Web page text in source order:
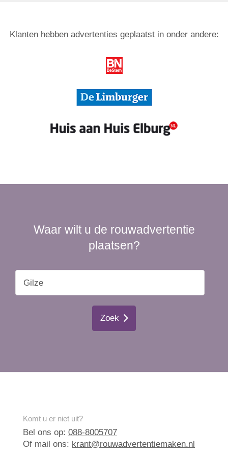
Klanten hebben advertenties geplaatst in onder andere:
Waar wilt u de rouwadvertentie
plaatsen?
Zoek
Komt u er niet uit?
Bel ons op: 088-8005707
Of mail ons: krant@rouwadvertentiemaken.nl